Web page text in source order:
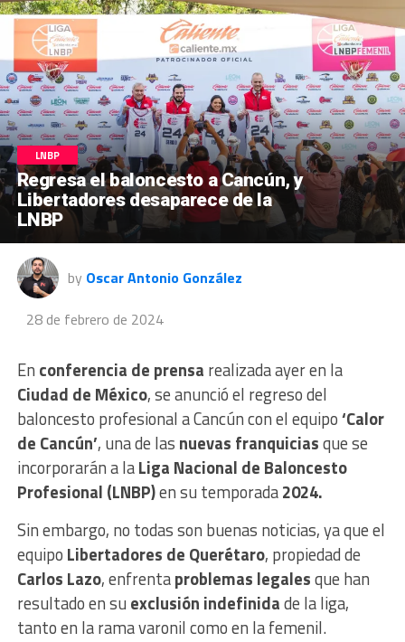
LNBP
Regresa el baloncesto a Cancún, y
Libertadores desaparece de la
LNBP
by Oscar Antonio González
28 de febrero de 2024
En conferencia de prensa realizada ayer en la
Ciudad de México, se anunció el regreso del
baloncesto profesional a Cancún con el equipo‘Calor
de Cancún’, una de las nuevas franquiciasque se
incorporarán a laLiga Nacional de Baloncesto
Profesional (LNBP)en su temporada2024.
Sin embargo, no todas son buenas noticias, ya que el
equipo Libertadores de Querétaro, propiedad de
Carlos Lazo, enfrentaproblemas legalesque han
resultado en su exclusión indefinidade la liga,
tanto en la rama varonil como en la femenil.